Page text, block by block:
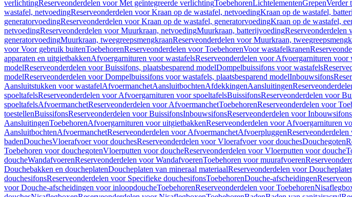
verlichtingReserveonderdelen voor Met geïntegreerde verlichtingToebehorenLichtelementenGrepenVerder
wastafel, netvoedingReserveonderdelen voor Kraan op de wastafel, netvoedingKraan op de wastafel,
generatorvoedingReserveonderdelen voor Kraan op de wastafel, generatorvoedingKraan op de wastafel,
netvoedingReserveonderdelen voor Muurkraan, netvoedingMuurkraan, batterijvoedingReserveonderdelen
generatorvoedingMuurkraan, tweegreepsmengkraanReserveonderdelen voor Muurkraan,
voor Voor gebruik buitenToebehorenReserveonderdelen voor ToebehorenVoor wastafelkranen
apparaten en uitgietbakkenAfvoergarnituren voor wastafelsReserveonderdelen voor Afvoergarnituren voor
modelReserveonderdelen voor Buissifons, plaatsbesparend modelDompelbuissifons voor wastafels
modelReserveonderdelen voor Dompelbuissifons voor wastafels, plaatsbesparend modelInbouwsifons
Aansluitstukken voor wastafelAfvoermanchetAansluitbochtenAfdekkingenAansluitingen
spoeltafelsReserveonderdelen voor Afvoergarnituren voor spoeltafelsBuissifonsReserveonderdelen voor
spoeltafelsAfvoermanchetReserveonderdelen voor AfvoermanchetToebehorenReserveonderdelen voor
toestellenBuissifonsReserveonderdelen voor BuissifonsInbouwsifonsReserveonderdelen voor Inbouwsifons
AansluitingenToebehorenAfvoergarnituren voor uitgietbakkenReserveonderdelen voor Afvoergarnituren
AansluitbochtenAfvoermanchetReserveonderdelen voor AfvoermanchetAfvoerpluggen
badenDouchesVloerafvoer voor douchesReserveonderdelen voor Vloerafvoer voor douchesDouchegoten
Toebehoren voor douchegotenVloerputten voor doucheReserveonderdelen voor Vloerputten voor douche
doucheWandafvoerenReserveonderdelen voor WandafvoerenToebehoren voor muurafvoeren
Douchebakken en doucheplatenDoucheplaten van mineraal materiaalReserveonderdelen voor
douchesifonsReserveonderdelen voor Specifieke douchesifonsToebehorenDouche-afscheidingen
voor Douche-afscheidingen voor inloopdoucheToebehorenReserveonderdelen voor Toebehoren